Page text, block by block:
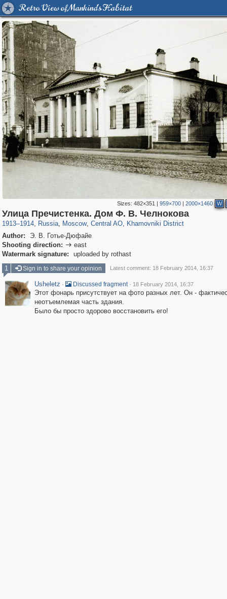
Retro View of Mankind's Habitat
Sizes: 482×351 | 959×700| 2000×1460 W
Улица Пречистенка. Дом Ф. В. Челнокова
1913–1914, Russia
1,406,761 29,243
, Moscow
319,864 8,286
, Central AO
160,011 5,916
, Khamovniki District
19,394 722
Author:
Э. В. Готье-Дюфайе
Shooting direction:  east
Watermark signature:
uploaded by rothast
1
Sign in to share your opinion Latest comment: 18 February 2014, 16:37
Usheletz · Discussed fragment · 18 February 2014, 16:37
Этот фонарь присутствует на фото разных лет. Он -
неотъемлемая часть здания.
Было бы просто здорово восстановить его!